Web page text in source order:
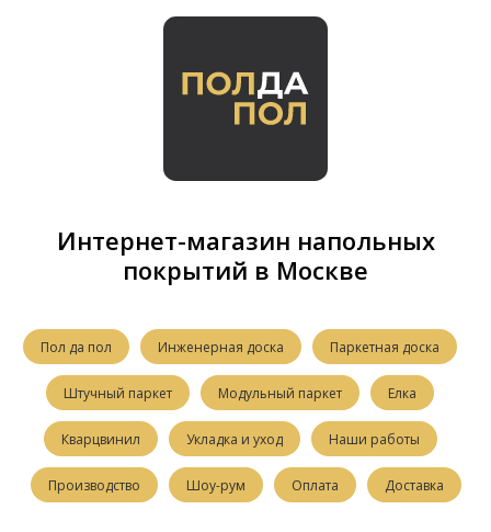
Интернет-магазин напольных
покрытий в Москве
Пол да пол Инженерная доска Паркетная доска
Штучный паркет Модульный паркет Елка
Кварцвинил Укладка и уход Наши работы
Производство Шоу-рум Оплата Доставка